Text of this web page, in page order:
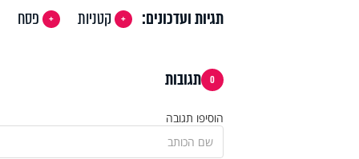
תגיות ועדכונים: קטניות פסח
0 תגובות
הוסיפו תגובה